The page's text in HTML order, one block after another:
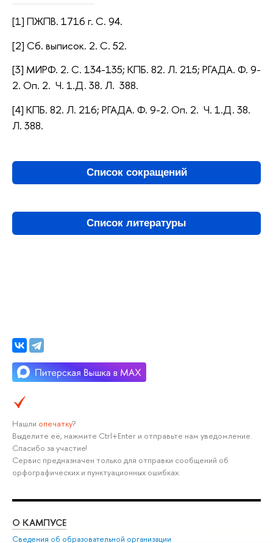
[1] ПЖПВ. 1716 г. С. 94.
[2] Сб. выписок. 2. С. 52.
[3] МИРФ. 2. С. 134-135; КПБ. 82. Л. 215; РГАДА. Ф. 9-
2. Оп. 2. Ч. 1.Д. 38. Л. 388.
[4] КПБ. 82. Л. 216; РГАДА. Ф. 9-2. Оп. 2. Ч. 1.Д. 38.
Л. 388.
Список сокращений
Список литературы
Нашли опечатку?
Выделите её, нажмите Ctrl+Enter и отправьте нам уведомление.
Спасибо за участие!
Сервис предназначен только для отправки сообщений об
орфографических и пунктуационных ошибках.
О КАМПУСЕ
Сведения об образовательной организации